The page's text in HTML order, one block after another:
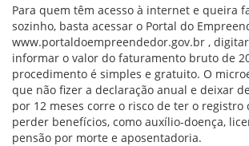
Para quem têm acesso à internet e queira
sozinho, basta acessar o Portal do
www.portaldoempreendedor.gov.br , digitar
informar o valor do faturamento bruto de
procedimento é simples e gratuito. O
que não fizer a declaração anual e deixar
por 12 meses corre o risco de ter o registro
perder benefícios, como auxílio-doença,
pensão por morte e aposentadoria.